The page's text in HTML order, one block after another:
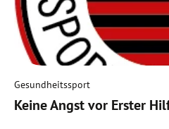
Gesundheitssport
Keine Angst vor Erster